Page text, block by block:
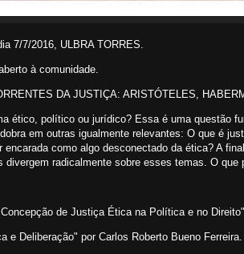
7/7/2016, ULBRA TORRES.
à comunidade.
DA JUSTIÇA: ARISTÓTELES,
ético, político ou jurídico? Essa é uma questão
em outras igualmente relevantes: O que é
encarada como algo desconectado da ética? A
divergem radicalmente sobre esses temas. O que
de Justiça Ética na Política e no Direito"
e Deliberação" por Carlos Roberto Bueno Ferreira.